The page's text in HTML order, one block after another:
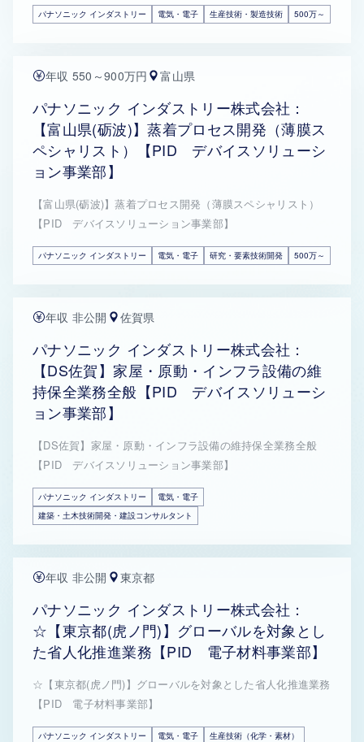
パナソニック インダストリー 電気・電子 生産技術・製造技術 500万～
年収 550～900万円 富山県
パナソニック インダストリー株式会社：
【富山県(砺波)】蒸着プロセス開発（薄膜ス
ペシャリスト）【PID デバイスソリューシ
ョン事業部】
【富山県(砺波)】蒸着プロセス開発（薄膜スペシャリスト）
【PID デバイスソリューション事業部】
パナソニック インダストリー 電気・電子 研究・要素技術開発 500万～
年収 非公開 佐賀県
パナソニック インダストリー株式会社：
【DS佐賀】家屋・原動・インフラ設備の維
持保全業務全般【PID デバイスソリューシ
ョン事業部】
【DS佐賀】家屋・原動・インフラ設備の維持保全業務全般
【PID デバイスソリューション事業部】
パナソニック インダストリー
電気・電子
建築・土木技術開発・建設コンサルタント
年収 非公開 東京都
パナソニック インダストリー株式会社：
☆【東京都(虎ノ門)】グローバルを対象とし
た省人化推進業務【PID 電子材料事業部】
☆【東京都(虎ノ門)】グローバルを対象とした省人化推進業務
【PID 電子材料事業部】
パナソニック インダストリー 電気・電子 生産技術（化学・素材）